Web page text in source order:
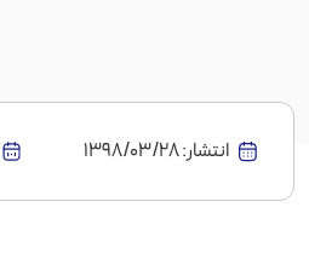
انتشار:1398/03/28